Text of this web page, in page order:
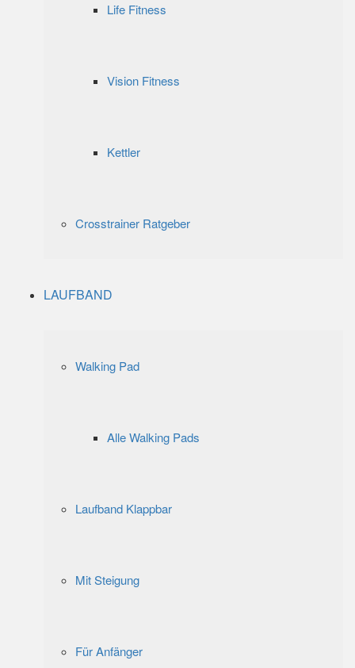
Life Fitness
Vision Fitness
Kettler
Crosstrainer Ratgeber
LAUFBAND
Walking Pad
Alle Walking Pads
Laufband Klappbar
Mit Steigung
Für Anfänger